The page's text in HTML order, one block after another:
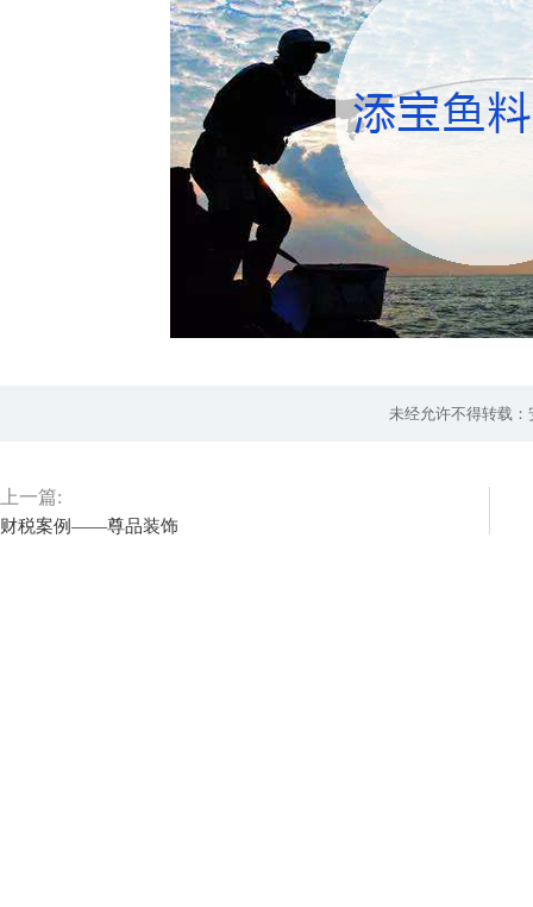
未经允许不得转载：
上一篇:
财税案例——尊品装饰